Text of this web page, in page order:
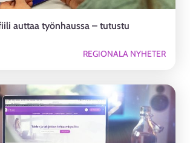
auttaa työnhaussa – tutustu
REGIONALA NYHETER